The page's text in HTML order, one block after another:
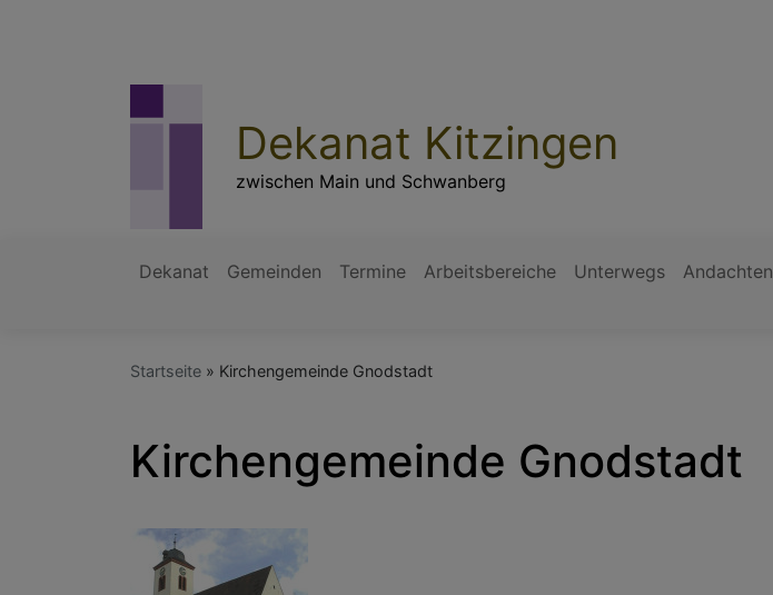
Dekanat Kitzingen
zwischen Main und Schwanberg
Dekanat Gemeinden Termine Arbeitsbereiche Unterwegs Andachten
Startseite Kirchengemeinde Gnodstadt
Kirchengemeinde Gnodstadt